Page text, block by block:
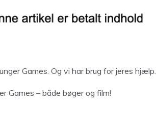
Games. Og vi har brug for jeres hjælp.
Games – både bøger og film!